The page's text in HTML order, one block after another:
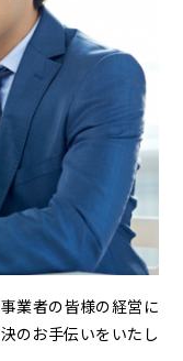
業者の皆様の経営に
のお手伝いをいたし